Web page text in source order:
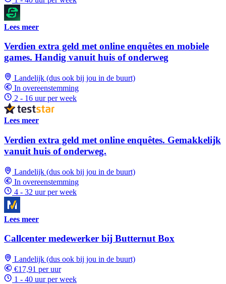
Lees meer
Verdien extra geld met online enquêtes en mobiele
games. Handig vanuit huis of onderweg
Landelijk (dus ook bij jou in de buurt)
In overeenstemming
2 - 16 uur per week
Lees meer
Verdien extra geld met online enquêtes. Gemakkelijk
vanuit huis of onderweg.
Landelijk (dus ook bij jou in de buurt)
In overeenstemming
4 - 32 uur per week
Lees meer
Callcenter medewerker bij Butternut Box
Landelijk (dus ook bij jou in de buurt)
€17,91 per uur
1 - 40 uur per week